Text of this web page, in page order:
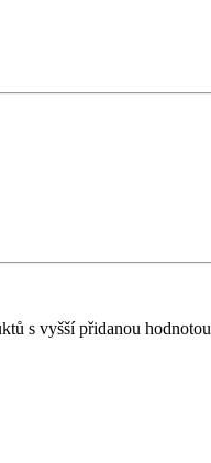
s vyšší přidanou